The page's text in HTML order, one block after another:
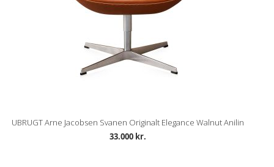
UBRUGT Arne Jacobsen Svanen Originalt Elegance Walnut Anilin
33.000 kr.